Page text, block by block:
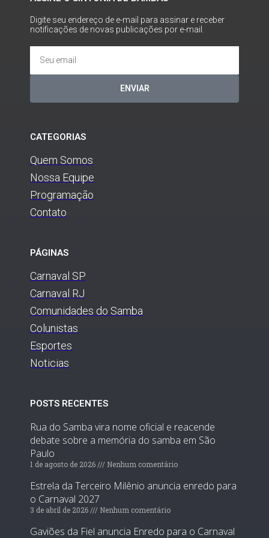
Digite seu endereço de e-mail para assinar e receber
notificações de novas publicações por e-mail.
ENVIAR
CATEGORIAS
Quem Somos
Nossa Equipe
Programação
Contato
PÁGINAS
Carnaval SP
Carnaval RJ
Comunidades do Samba
Colunistas
Esportes
Noticias
POSTS RECENTES
Rua do Samba vira nome oficial e reacende
debate sobre a memória do samba em São
Paulo
1 de agosto de 2026 Nenhum comentário
Estrela da Terceiro Milênio anuncia enredo para
o Carnaval 2027
3 de abril de 2026 Nenhum comentário
Gaviões da Fiel anuncia Enredo para o Carnaval